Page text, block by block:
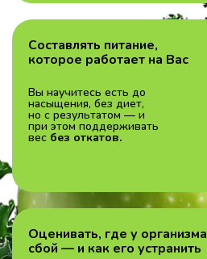
Составлять питание,
которое работает на Вас
Вы научитесь есть до
насыщения, без диет,
но с результатом — и
при этом поддерживать
вес без откатов.
Оценивать, где у организма
сбой — и как его устранить